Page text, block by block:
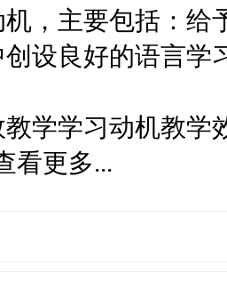
，主要包括：给
设良好的语言学
学学习动机教学
看更多...